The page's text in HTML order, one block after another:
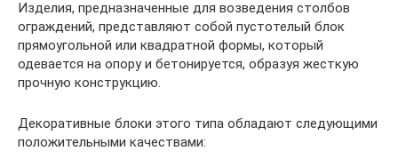
Изделия, предназначенные для возведения столбов
ограждений, представляют собой пустотелый блок
прямоугольной или квадратной формы, который
одевается на опору и бетонируется, образуя жесткую
прочную конструкцию.
Декоративные блоки этого типа обладают следующими
положительными качествами: